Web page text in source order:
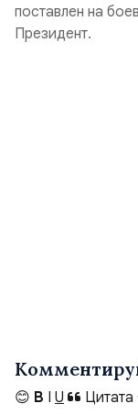
поставлен на
Президент.
😊 B I U Цитата